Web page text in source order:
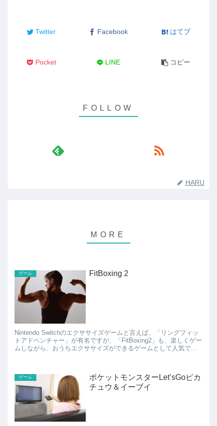
Twitter Facebook はてブ
Pocket LINE コピー
HARU
ゲーム FitBoxing 2
Nintendo Switchのエクササイズゲームと言えば、「リングフィッ
トアドベンチャー」が有名ですが、「FitBoxing2」も、楽しくゲー
ムしながら、おうちエクササイズができるゲームとして人気で
ゲーム
ポケットモンスターLet’sGoピカ
チュウ＆イーブイ